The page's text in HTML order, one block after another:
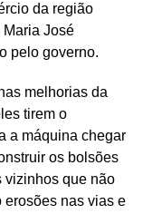
da região
José
pelo governo.
melhorias da
tirem o
a máquina chegar
os bolsões
vizinhos que não
nas vias e